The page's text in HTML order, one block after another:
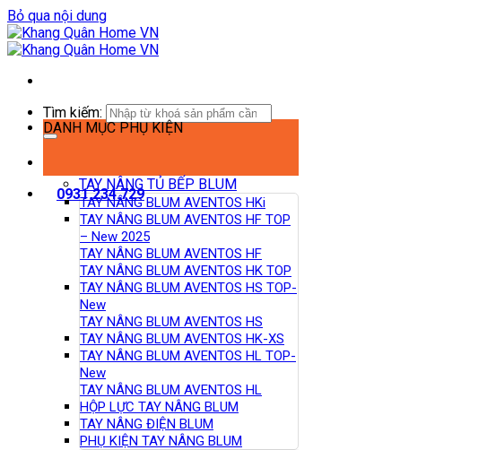
Bỏ qua nội dung
Tìm kiếm:
0931.234.729
DANH MỤC PHỤ KIỆN
TAY NÂNG TỦ BẾP BLUM
TAY NÂNG BLUM AVENTOS HKi
TAY NÂNG BLUM AVENTOS HF TOP
– New 2025
TAY NÂNG BLUM AVENTOS HF
TAY NÂNG BLUM AVENTOS HK TOP
TAY NÂNG BLUM AVENTOS HS TOP-
New
TAY NÂNG BLUM AVENTOS HS
TAY NÂNG BLUM AVENTOS HK-XS
TAY NÂNG BLUM AVENTOS HL TOP-
New
TAY NÂNG BLUM AVENTOS HL
HỘP LỰC TAY NÂNG BLUM
TAY NÂNG ĐIỆN BLUM
PHỤ KIỆN TAY NÂNG BLUM